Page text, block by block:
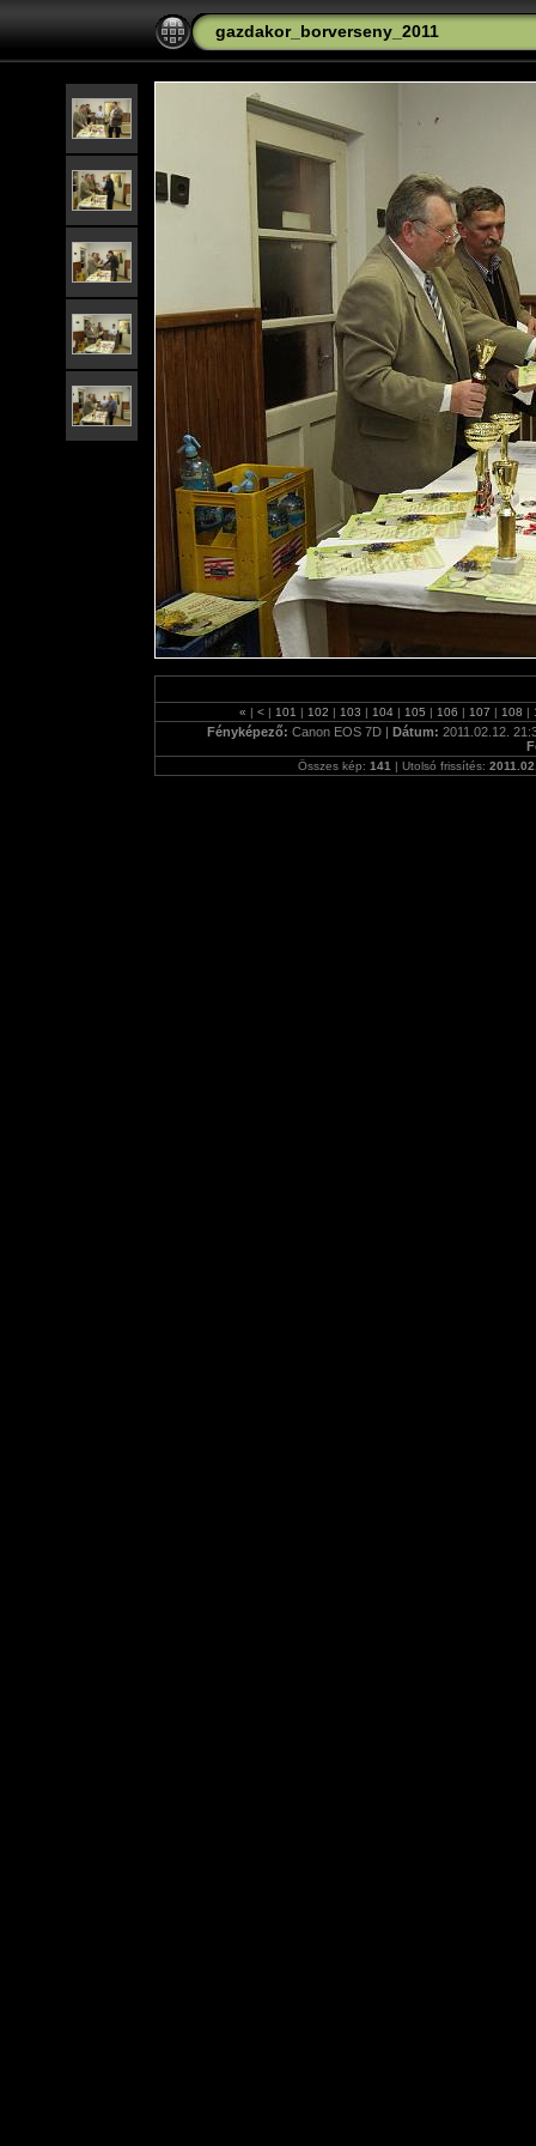
gazdakor_borverseny_2011
« | < | 101 | 102 | 103 | 104 | 105 | 106 | 107 | 108 |
Fényképező: Canon EOS 7D | Dátum: 2011.02.12.
Összes kép: 141 | Utolsó frissítés: